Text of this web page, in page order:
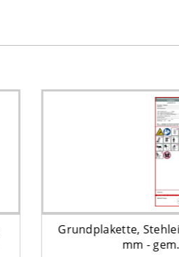
Grundplakette,
mm -